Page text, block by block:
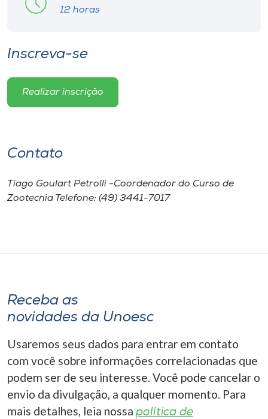
12 horas
Inscreva-se
Realizar inscrição
Contato
Tiago Goulart Petrolli -Coordenador do Curso de
Zootecnia Telefone: (49) 3441-7017
Receba as
novidades da Unoesc
Usaremos seus dados para entrar em contato
com você sobre informações correlacionadas que
podem ser de seu interesse. Você pode cancelar o
envio da divulgação, a qualquer momento. Para
mais detalhes, leia nossa política de